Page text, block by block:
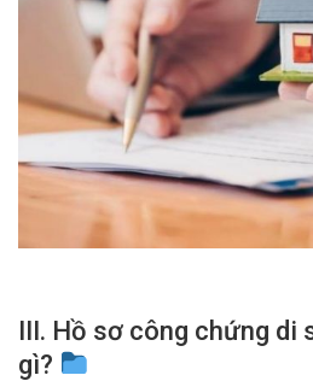
III. Hồ sơ công chứng di
gì?